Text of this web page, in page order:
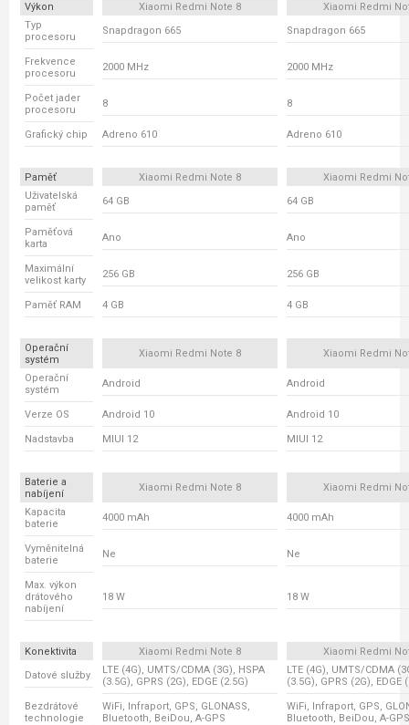
Výkon Xiaomi Redmi Note 8
Xiaomi Redmi
Typ
procesoru
Snapdragon 665 Snapdragon 665
Frekvence
procesoru
2000 MHz 2000 MHz
Počet jader
procesoru
8 8
Grafický chip Adreno 610 Adreno 610
Paměť Xiaomi Redmi Note 8
Xiaomi Redmi
Uživatelská
paměť
64 GB 64 GB
Paměťová
karta
Ano Ano
Maximální
velikost karty
256 GB 256 GB
Paměť RAM 4 GB 4 GB
Operační
systém
Xiaomi Redmi Note 8 Xiaomi Redmi
Operační
systém
Android Android
Verze OS Android 10 Android 10
Nadstavba MIUI 12 MIUI 12
Baterie a
nabíjení
Xiaomi Redmi Note 8 Xiaomi Redmi
Kapacita
baterie
4000 mAh 4000 mAh
Vyměnitelná
baterie
Ne Ne
Max. výkon
drátového
nabíjení
18 W 18 W
Konektivita Xiaomi Redmi Note 8
Xiaomi Redmi
Datové služby
LTE (4G), UMTS/CDMA (3G), HSPA
(3.5G), GPRS (2G), EDGE (2.5G)
LTE (4G), UMTS/CDMA
(3.5G), GPRS (2G), EDGE
Bezdrátové
technologie
WiFi, Infraport, GPS, GLONASS,
Bluetooth, BeiDou, A-GPS
WiFi, Infraport, GPS,
Bluetooth, BeiDou, A-GPS